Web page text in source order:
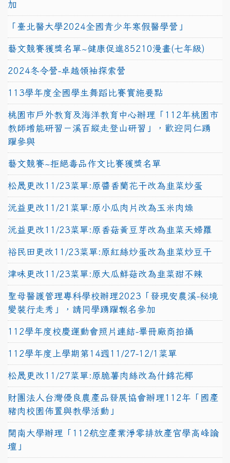
加
「臺北醫大學2024全國青少年寒假醫學營」
藝文競賽獲獎名單~健康促進85210漫畫(七年級)
2024冬令營-卓越領袖探索營
113學年度全國學生舞蹈比賽實施要點
桃園市戶外教育及海洋教育中心辦理「112年桃園市
教師增能研習－溪百縱走登山研習」，歡迎同仁踴
躍參與
藝文競賽~拒絕毒品作文比賽獲獎名單
松晟更改11/23菜單:原醬香蘭花干改為韭菜炒蛋
沅益更改11/21菜單:原小瓜肉片改為玉米肉燥
沅益更改11/23菜單:原香菇黃豆芽改為韭菜天婦羅
裕民田更改11/23菜單:原紅絲炒蛋改為韭菜炒豆干
津味更改11/23菜單:原大瓜鮮菇改為韭菜甜不辣
聖母醫護管理專科學校辦理2023「發現安農溪-秘境
變裝行走秀」，請同學踴躍報名參加
112學年度校慶運動會照片連結-畢冊廠商拍攝
112學年度上學期第14週11/27-12/1菜單
松晟更改11/27菜單:原脆薯肉絲改為什錦花椰
財團法人台灣優良農產品發展協會辦理112年「國產
豬肉校園佈置與教學活動」
開南大學辦理「112航空產業淨零排放產官學高峰論
壇」